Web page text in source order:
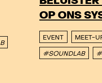
OP ONS
EVENT MEET-
#SOUNDLAB